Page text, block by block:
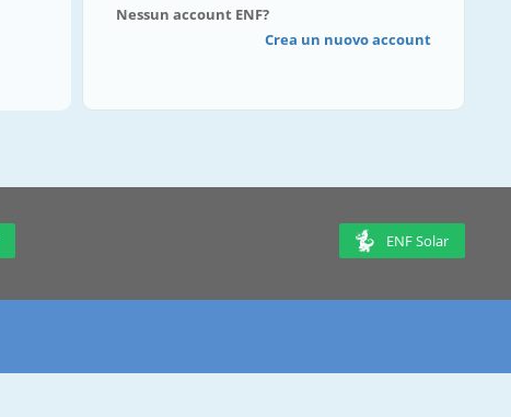
Nessun account ENF?
Crea un nuovo account
ENF Solar